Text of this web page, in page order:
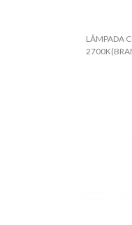
LÂMPADA